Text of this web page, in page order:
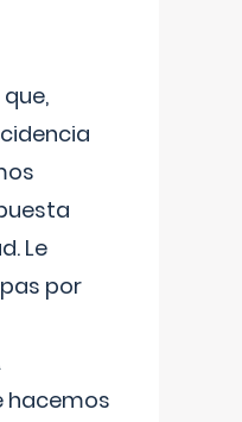
Le
por
hacemos